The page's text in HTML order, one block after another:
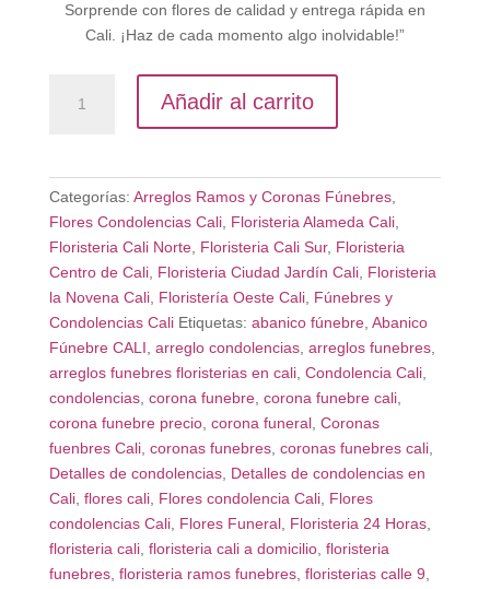
Sorprende con flores de calidad y entrega rápida en
Cali. ¡Haz de cada momento algo inolvidable!”
Condolencias
Añadir al carrito
Categorías: Arreglos Ramos y Coronas Fúnebres,
Flores Condolencias Cali, Floristeria Alameda Cali,
Floristeria Cali Norte, Floristeria Cali Sur, Floristeria
Centro de Cali, Floristeria Ciudad Jardín Cali, Floristeria
la Novena Cali, Floristería Oeste Cali, Fúnebres y
Condolencias Cali Etiquetas: abanico fúnebre, Abanico
Fúnebre CALI arreglo condolencias, arreglos funebres,
arreglos funebres floristerias en cali, Condolencia Cali,
condolencias, corona funebre, corona funebre cali,
corona funebre precio, corona funeral, Coronas
fuenbres Cali, coronas funebres, coronas funebres cali,
Detalles de condolencias, Detalles de condolencias en
Cali, flores cali, Flores condolencia Cali, Flores
condolencias Cali, Flores Funeral, Floristeria 24 Horas,
floristeria cali, floristeria cali a domicilio, floristeria
funebres, floristeria ramos funebres, floristerias calle 9